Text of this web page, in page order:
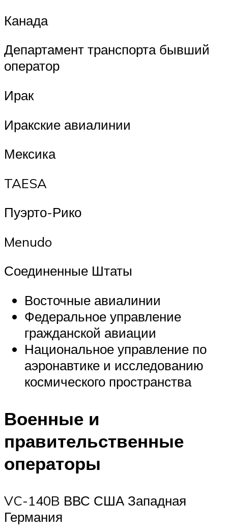
Канада
Департамент транспорта бывший
оператор
Ирак
Иракские авиалинии
Мексика
TAESA
Пуэрто-Рико
Menudo
Соединенные Штаты
Восточные авиалинии
Федеральное управление
гражданской авиации
Национальное управление по
аэронавтике и исследованию
космического пространства
Военные и
правительственные
операторы
VC-140B ВВС США Западная
Германия